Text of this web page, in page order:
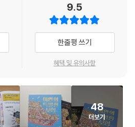
감하게 사는 법
쓸데없는 걸까요? 불안과 걱정을 많이 하는
정과 불안은 누구나 느끼는 감정이지만, 대
하길 꺼립니다. 그래서 많은 사람이 불안과
, 심리학, 상담학 등 여러 분야의 과학적 정
니즘을 설명하고, 마음을 진정시키는 방법
9.5
한줄평 쓰기
혜택 및 유의사항
48
더보기